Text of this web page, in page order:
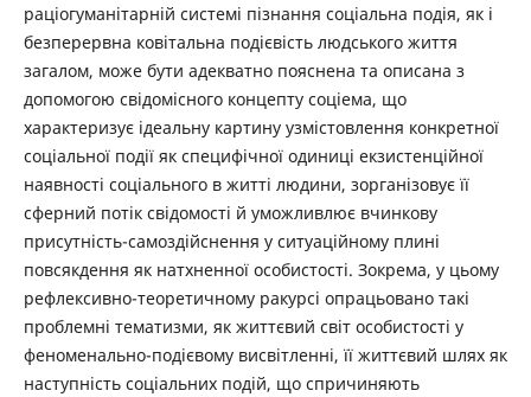
раціогуманітарній системі пізнання соціальна подія, як і
безперервна ковітальна подієвість людського життя
загалом, може бути адекватно пояснена та описана з
допомогою свідомісного концепту соціема, що
характеризує ідеальну картину узмістовлення конкретної
соціальної події як специфічної одиниці екзистенційної
наявності соціального в житті людини, зорганізовує її
сферний потік свідомості й уможливлює вчинкову
присутність-самоздійснення у ситуаційному плині
повсякдення як натхненної особистості. Зокрема, у цьому
рефлексивно-теоретичному ракурсі опрацьовано такі
проблемні тематизми, як життєвий світ особистості у
феноменально-подієвому висвітленні, її життєвий шлях як
наступність соціальних подій, що спричиняють